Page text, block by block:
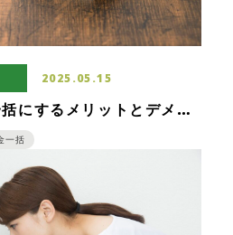
2025.05.15
にするメリットとデメリ
一括